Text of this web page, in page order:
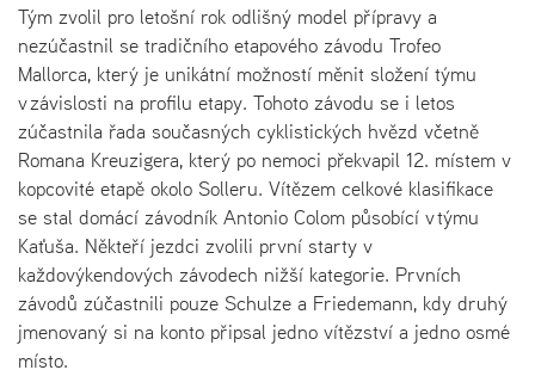
Tým zvolil pro letošní rok odlišný model přípravy a
nezúčastnil se tradičního etapového závodu Trofeo
Mallorca, který je unikátní možností měnit složení týmu
v závislosti na profilu etapy. Tohoto závodu se i letos
zúčastnila řada současných cyklistických hvězd včetně
Romana Kreuzigera, který po nemoci překvapil 12. místem v
kopcovité etapě okolo Solleru. Vítězem celkové klasifikace
se stal domácí závodník Antonio Colom působící v týmu
Kaťuša. Někteří jezdci zvolili první starty v
každovýkendových závodech nižší kategorie. Prvních
závodů zúčastnili pouze Schulze a Friedemann, kdy druhý
jmenovaný si na konto připsal jedno vítězství a jedno osmé
místo.